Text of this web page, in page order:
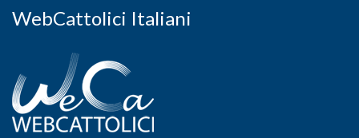
WebCattolici Italiani